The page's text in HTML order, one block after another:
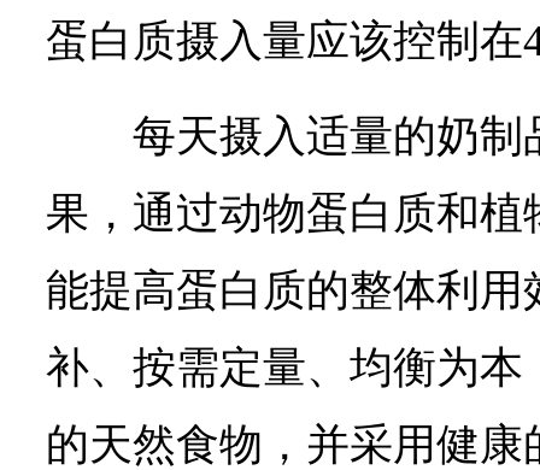
蛋白质摄入量应该控制在
每天摄入适量的奶
果，通过动物蛋白质和
能提高蛋白质的整体利
补、按需定量、均衡为
的天然食物，并采用健